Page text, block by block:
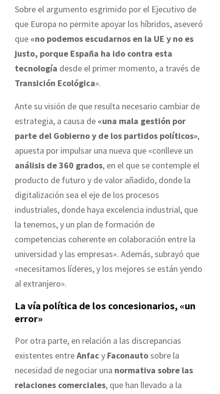
Sobre el argumento esgrimido por el Ejecutivo de
que Europa no permite apoyar los híbridos, aseveró
que «no podemos escudarnos en la UE y no es
justo, porque España ha ido contra esta
tecnología desde el primer momento, a través de
Transición Ecológica».
Ante su visión de que resulta necesario cambiar de
estrategia, a causa de «una mala gestión por
parte del Gobierno y de los partidos políticos»,
apuesta por impulsar una nueva que «conlleve un
análisis de 360 grados, en el que se contemple el
producto de futuro y de valor añadido, donde la
digitalización sea el eje de los procesos
industriales, donde haya excelencia industrial, que
la tenemos, y un plan de formación de
competencias coherente en colaboración entre la
universidad y las empresas». Además, subrayó que
«necesitamos líderes, y los mejores se están yendo
al extranjero».
La vía política de los concesionarios, «un
error»
Por otra parte, en relación a las discrepancias
existentes entreAnfac y Faconautosobre la
necesidad de negociar una normativa sobre las
relaciones comerciales, que han llevado a la